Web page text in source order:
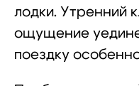
лодки. Утренний
ощущение
поездку